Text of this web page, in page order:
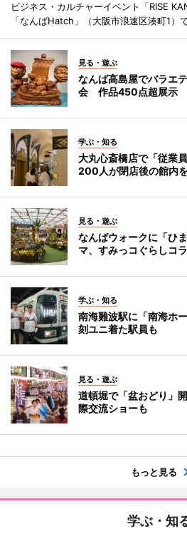
ビジネス・カルチャーイベント「RISE
「なんばHatch」（大阪市浪速区湊町1）
見る・遊ぶ
なんば高島屋でバラエ
会 作品450点超展示
学ぶ・知る
大丸心斎橋店で「従業
200人が閉店後の館内
見る・遊ぶ
なんばウォークに「ひ
マ、すみっコぐらしコ
学ぶ・知る
南海難波駅に「南海ホ
刻ユニ着た駅員も
見る・遊ぶ
道頓堀で「盆おどり」
際交流ショーも
もっと見る
学ぶ・知